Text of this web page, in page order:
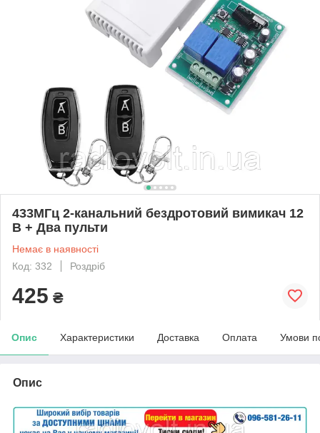
433МГц 2-канальний бездротовий вимикач 12
В + Два пульти
Немає в наявності
Код: 332
Роздріб
425 ₴
Опис Характеристики Доставка Оплата Умови
Опис